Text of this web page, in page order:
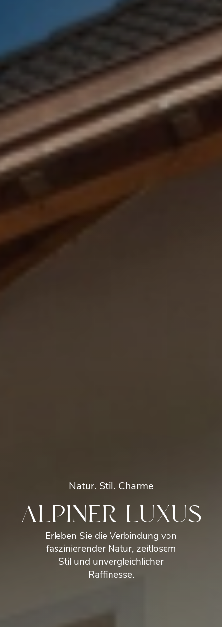
Natur. Stil. Charme
ALPINER LUXUS
Erleben Sie die Verbindung von
faszinierender Natur, zeitlosem
Stil und unvergleichlicher
Raffinesse.